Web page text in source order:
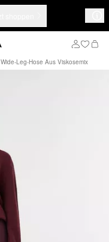
Wide-Leg-Hose Aus Viskosemix